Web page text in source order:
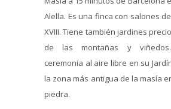
Alella. Es una finca con salones
XVIII. Tiene también jardines
de las montañas y
ceremonia al aire libre en su
la zona más antigua de la masía
piedra.